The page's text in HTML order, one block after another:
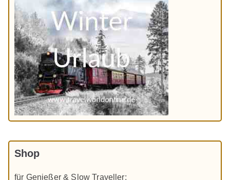
Shop
für Genießer & Slow Traveller: